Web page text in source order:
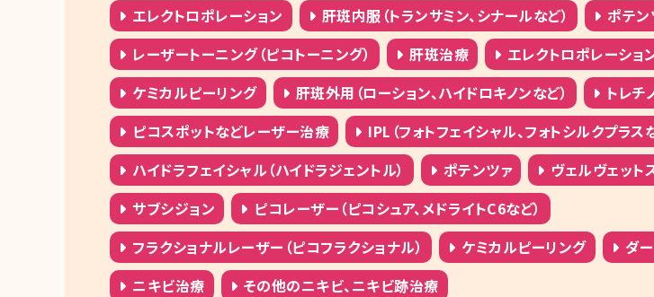
エレクトロポレーション
肝斑内服（トランサミン、シナールなど）
ポテン
レーザートーニング（ピコトーニング）
肝斑治療
エレクトロポレーショ
ケミカルピーリング
肝斑外用（ローション、ハイドロキノンなど）
トレチ
ピコスポットなどレーザー治療
IPL（フォトフェイシャル、フォトシルクプラス
ハイドラフェイシャル（ハイドラジェントル）
ポテンツァ
ヴェルヴェット
サブシジョン
ピコレーザー（ピコシュア、メドライトC6など）
フラクショナルレーザー（ピコフラクショナル）
ケミカルピーリング
ダ
ニキビ治療
その他のニキビ、ニキビ跡治療